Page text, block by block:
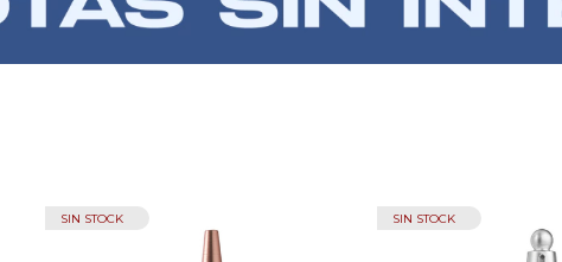
SIN STOCK SIN STOCK